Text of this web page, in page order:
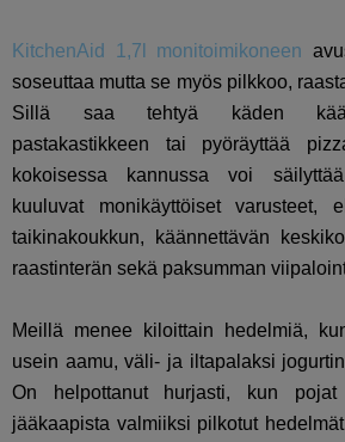
KitchenAid 1,7l monitoimikoneen
soseuttaa mutta se myös pilkkoo,
Sillä saa tehtyä käden
pastakastikkeen tai pyöräyttää
kokoisessa kannussa voi
kuuluvat monikäyttöiset varusteet,
taikinakoukkun, käännettävän
raastinterän sekä paksumman
Meillä menee kiloittain hedelmiä,
usein aamu, väli- ja iltapalaksi
On helpottanut hurjasti, kun
jääkaapista valmiiksi pilkotut